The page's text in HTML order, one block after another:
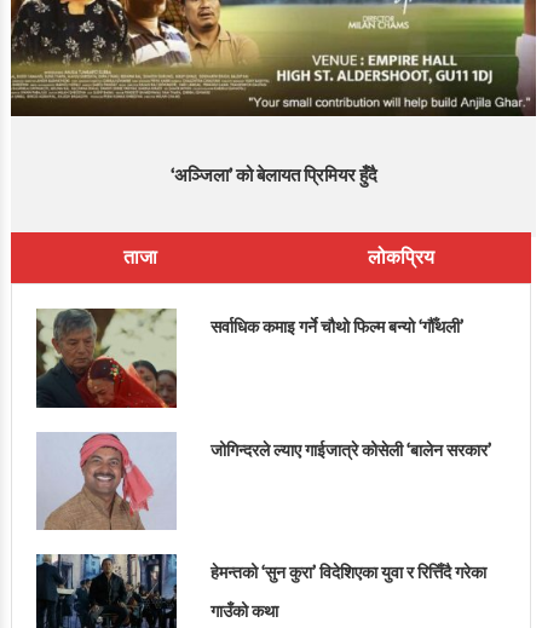
‘अञ्जिला’ को बेलायत प्रिमियर हुँदै
ताजा लोकप्रिय
सर्वाधिक कमाइ गर्ने चौथो फिल्म बन्यो ‘गौँथली’
जोगिन्दरले ल्याए गाईजात्रे कोसेली ‘बालेन सरकार’
हेमन्तको ‘सुन कुरा’ विदेशिएका युवा र रित्तिँदै गरेका
गाउँको कथा